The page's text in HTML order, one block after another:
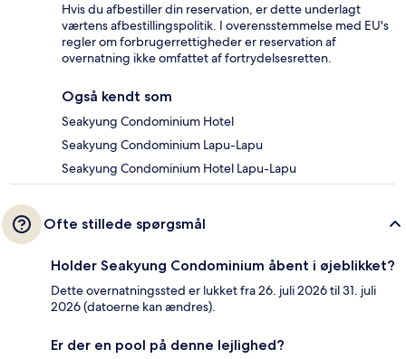
Hvis du afbestiller din reservation, er dette underlagt
værtens afbestillingspolitik. I overensstemmelse med EU's
regler om forbrugerrettigheder er reservation af
overnatning ikke omfattet af fortrydelsesretten.
Også kendt som
Seakyung Condominium Hotel
Seakyung Condominium Lapu-Lapu
Seakyung Condominium Hotel Lapu-Lapu
Ofte stillede spørgsmål
Holder Seakyung Condominium åbent i øjeblikket?
Dette overnatningssted er lukket fra 26. juli 2026 til 31. juli
2026 (datoerne kan ændres).
Er der en pool på denne lejlighed?